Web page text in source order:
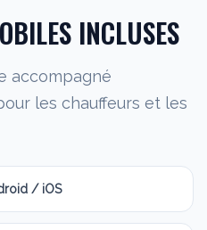
INCLUSES
accompagné
les chauffeurs et les
/ iOS